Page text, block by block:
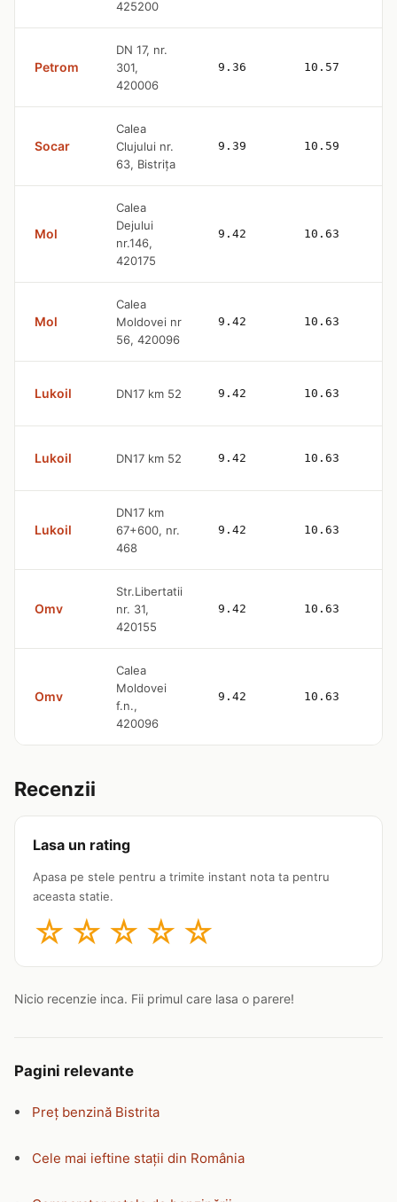
425200
Petrom
DN 17, nr.
301,
420006
9.36 10.57
Socar
Calea
Clujului nr.
63, Bistriţa
9.39 10.59
Mol
Calea
Dejului
nr.146,
420175
9.42 10.63
Mol
Calea
Moldovei nr
56, 420096
9.42 10.63
Lukoil DN17 km 52 9.42 10.63
Lukoil DN17 km 52 9.42 10.63
Lukoil
DN17 km
67+600, nr.
468
9.42 10.63
Omv
Str.Libertatii
nr. 31,
420155
9.42 10.63
Omv
Calea
Moldovei
f.n.,
420096
9.42 10.63
Recenzii
Lasa un rating
Apasa pe stele pentru a trimite instant nota ta pentru
aceasta statie.
☆ ☆ ☆ ☆ ☆
Nicio recenzie inca. Fii primul care lasa o parere!
Pagini relevante
Preț benzină Bistrita
Cele mai ieftine stații din România